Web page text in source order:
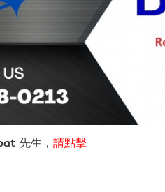
先生， 請點擊